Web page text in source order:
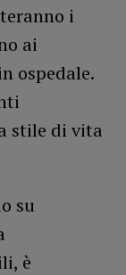
i
ai
ospedale.
stile di vita
su
è